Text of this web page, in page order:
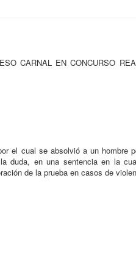
CARNAL EN CONCURSO
el cual se absolvió a un hombre
duda, en una sentencia en la
de la prueba en casos de